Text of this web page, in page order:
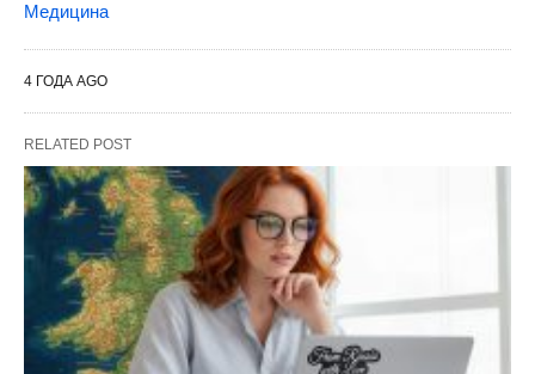
Медицина
4 ГОДА AGO
RELATED POST